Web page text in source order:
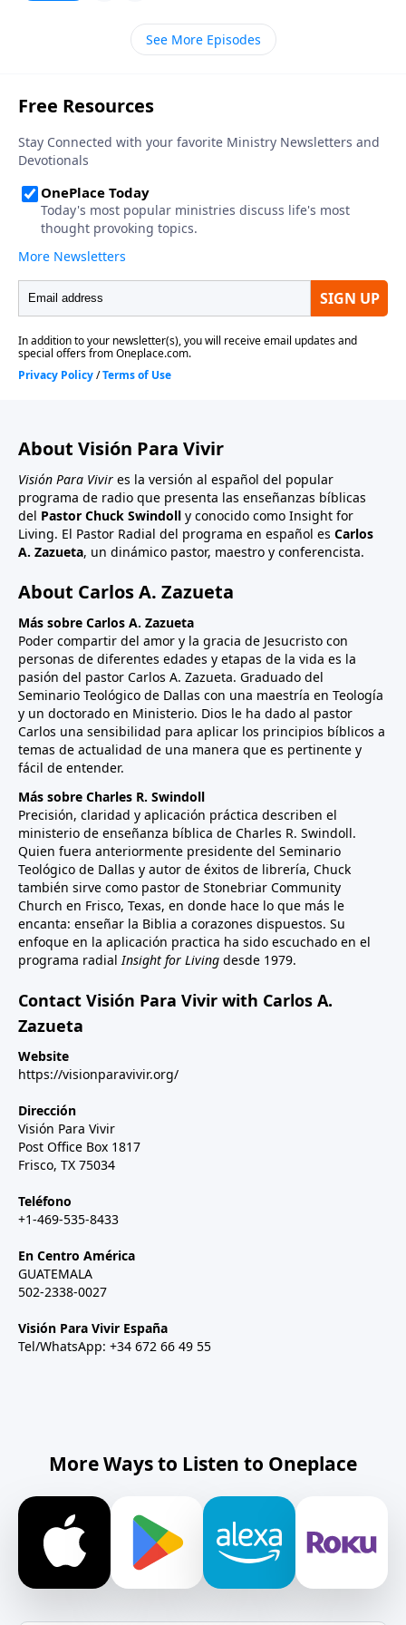
de hacer lo que es mejor para sus hijos, solo para
encontrar que sus esfuerzos parecen ser
contraproducentes. La culpa, el dolor y la desilusión
no tiene límites. En medio de una competencia entre
las filosofías y los métodos de la crianza de los hijos,
la Biblia, en el libro de Proverbios, revela los secretos
See More Episodes
About Visión Para Vivir
Visión Para Vivir es la versión al español del popular
programa de radio que presenta las enseñanzas bíblicas
del Pastor Chuck Swindoll y conocido como Insight for
Living. El Pastor Radial del programa en español es Carlos
A. Zazueta, un dinámico pastor, maestro y conferencista.
About Carlos A. Zazueta
Más sobre Carlos A. Zazueta
Poder compartir del amor y la gracia de Jesucristo con
personas de diferentes edades y etapas de la vida es la
pasión del pastor Carlos A. Zazueta. Graduado del
Seminario Teológico de Dallas con una maestría en Teología
y un doctorado en Ministerio. Dios le ha dado al pastor
Carlos una sensibilidad para aplicar los principios bíblicos a
temas de actualidad de una manera que es pertinente y
fácil de entender.
Más sobre Charles R. Swindoll
Precisión, claridad y aplicación práctica describen el
ministerio de enseñanza bíblica de Charles R. Swindoll.
Quien fuera anteriormente presidente del Seminario
Teológico de Dallas y autor de éxitos de librería, Chuck
también sirve como pastor de Stonebriar Community
Church en Frisco, Texas, en donde hace lo que más le
encanta: enseñar la Biblia a corazones dispuestos. Su
enfoque en la aplicación practica ha sido escuchado en el
programa radialInsight for Living desde 1979.
Contact Visión Para Vivir with Carlos A.
Zazueta
Website
https://visionparavivir.org/
Dirección
Visión Para Vivir
Post Office Box 1817
Frisco, TX 75034
Teléfono
+1-469-535-8433
En Centro América
GUATEMALA
502-2338-0027
Visión Para Vivir España
Tel/WhatsApp: +34 672 66 49 55
More Ways to Listen to Oneplace